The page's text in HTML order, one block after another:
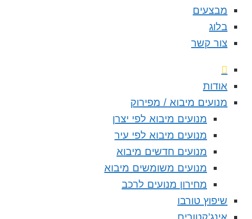
מבצעים
בלוג
צור קשר
אודות
מנועים מיבוא / מפירוק
מנועים מיבוא לפי יצרן
מנועים מיבוא לפי עיר
מנועים חדשים מיבוא
מנועים משומשים מיבוא
מחירון מנועים לרכב
שיפוץ טורבו